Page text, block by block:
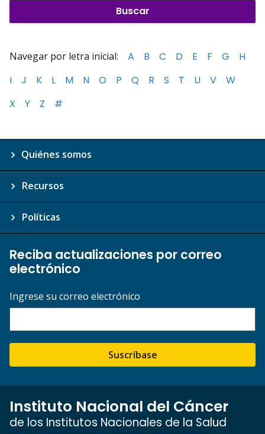
Navegar por letra inicial: A B C D E F G
H
I
J K L M N O P Q R S T U V
W
X
Y Z #
Quiénes somos
Recursos
Políticas
Reciba actualizaciones por correo
electrónico
Ingrese su correo electrónico
Suscríbase
Instituto Nacional del Cáncer
de los Institutos Nacionales de la Salud